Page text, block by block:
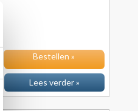
Bestellen »
Lees verder »